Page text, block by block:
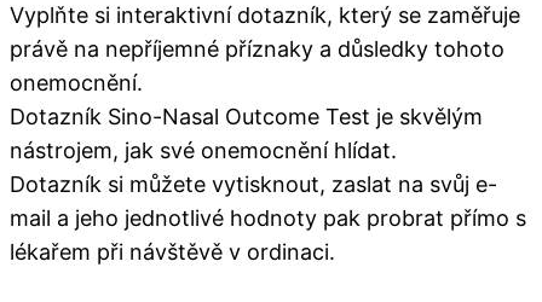
Vyplňte si interaktivní dotazník, který se zaměřuje
právě na nepříjemné příznaky a důsledky tohoto
onemocnění.
Dotazník Sino-Nasal Outcome Test je skvělým
nástrojem, jak své onemocnění hlídat.
Dotazník si můžete vytisknout, zaslat na svůj e-
mail a jeho jednotlivé hodnoty pak probrat přímo s
lékařem při návštěvě v ordinaci.